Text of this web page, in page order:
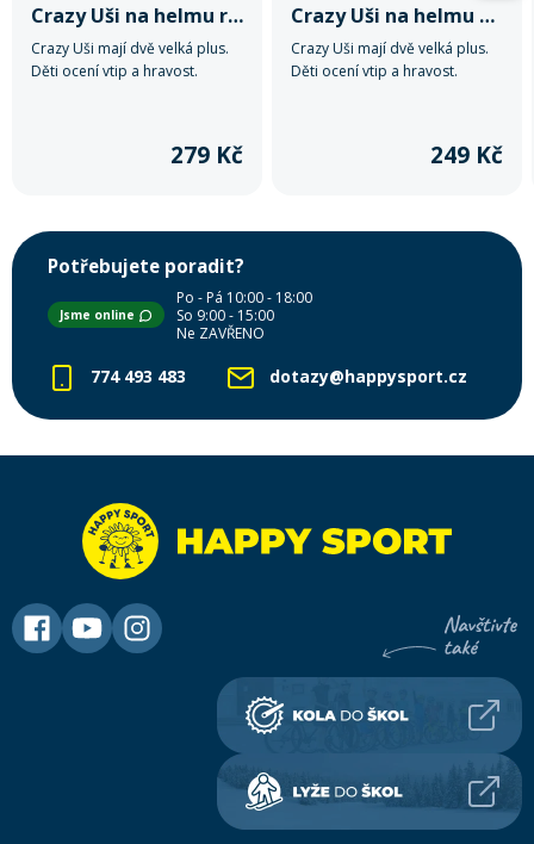
Crazy Uši na helmu růžky červené
Crazy Uši mají dvě velká plus.
Děti ocení vtip a hravost.
279 Kč
Crazy Uši na helmu cop oranžový
Crazy Uši mají dvě velká plus.
Děti ocení vtip a hravost.
249 Kč
Potřebujete poradit?
Jsme online
Po - Pá 10:00 - 18:00
So 9:00 - 15:00
Ne ZAVŘENO
774 493 483 dotazy@happysport.cz